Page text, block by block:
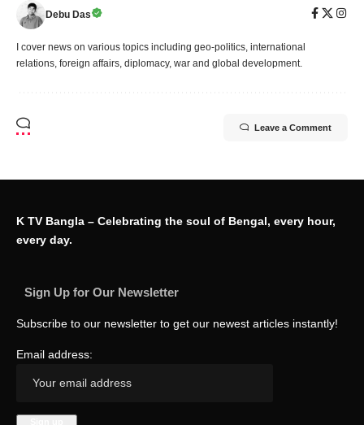
Debu Das
I cover news on various topics including geo-politics, international
relations, foreign affairs, diplomacy, war and global development.
Leave a Comment
K TV Bangla – Celebrating the soul of Bengal, every hour,
every day.
Sign Up for Our Newsletter
Subscribe to our newsletter to get our newest articles instantly!
Email address: